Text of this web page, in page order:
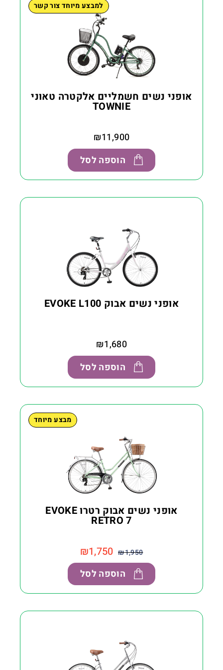
למבצע מיוחד צור קשר
אופני נשים חשמליים אלקטרה טאוני
TOWNIE
₪11,900
הוספה לסל
אופני נשים אבוק EVOKE L100
₪1,680
הוספה לסל
מבצע מיוחד
אופני נשים אבוק רטרו EVOKE
RETRO 7
₪1,950
₪1,750
הוספה לסל